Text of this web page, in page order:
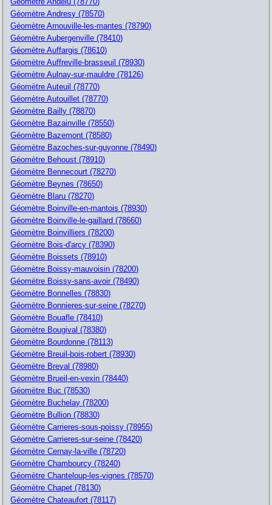
Géomètre Andresy (78570)
Géomètre Arnouville-les-mantes (78790)
Géomètre Aubergenville (78410)
Géomètre Auffargis (78610)
Géomètre Auffreville-brasseuil (78930)
Géomètre Aulnay-sur-mauldre (78126)
Géomètre Auteuil (78770)
Géomètre Autouillet (78770)
Géomètre Bailly (78870)
Géomètre Bazainville (78550)
Géomètre Bazemont (78580)
Géomètre Bazoches-sur-guyonne (78490)
Géomètre Behoust (78910)
Géomètre Bennecourt (78270)
Géomètre Beynes (78650)
Géomètre Blaru (78270)
Géomètre Boinville-en-mantois (78930)
Géomètre Boinville-le-gaillard (78660)
Géomètre Boinvilliers (78200)
Géomètre Bois-d'arcy (78390)
Géomètre Boissets (78910)
Géomètre Boissy-mauvoisin (78200)
Géomètre Boissy-sans-avoir (78490)
Géomètre Bonnelles (78830)
Géomètre Bonnieres-sur-seine (78270)
Géomètre Bouafle (78410)
Géomètre Bougival (78380)
Géomètre Bourdonne (78113)
Géomètre Breuil-bois-robert (78930)
Géomètre Breval (78980)
Géomètre Brueil-en-vexin (78440)
Géomètre Buc (78530)
Géomètre Buchelay (78200)
Géomètre Bullion (78830)
Géomètre Carrieres-sous-poissy (78955)
Géomètre Carrieres-sur-seine (78420)
Géomètre Cernay-la-ville (78720)
Géomètre Chambourcy (78240)
Géomètre Chanteloup-les-vignes (78570)
Géomètre Chapet (78130)
Géomètre Chateaufort (78117)